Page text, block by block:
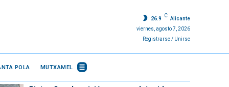
26.9
C
Alicante
viernes, agosto 7, 2026
Registrarse / Unirse
POLA MUTXAMEL